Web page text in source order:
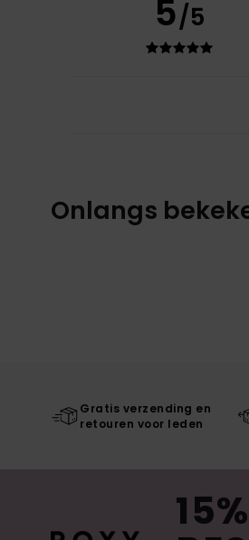
5/5
Onlangs
Gratis verzending en
retouren voor leden